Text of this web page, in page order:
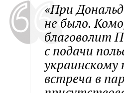
«При
не было.
благоволит
с подачи
украинскому
встреча в